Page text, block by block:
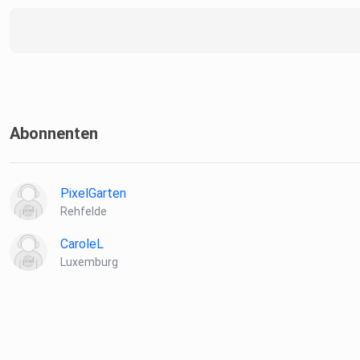
Abonnenten
PixelGarten
Rehfelde
CaroleL
Luxemburg